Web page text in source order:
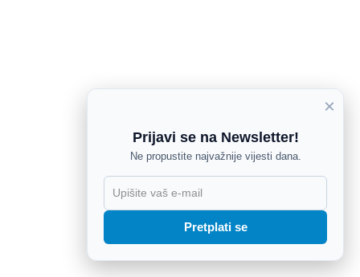
×
Prijavi se na Newsletter!
Ne propustite najvažnije vijesti dana.
Pretplati se